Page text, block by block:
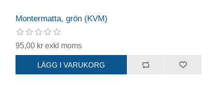
Montermatta, grön (KVM)
95,00 kr exkl moms